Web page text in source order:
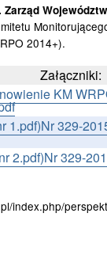
Zarząd
2014+).
Załączniki:
Nr 329-
Nr 329-
index.php/